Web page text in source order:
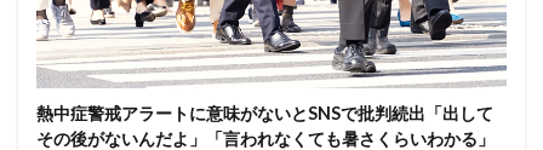
熱中症警戒アラートに意味がないとSNSで批判続出「出して
その後がないんだよ」「言われなくても暑さくらいわかる」